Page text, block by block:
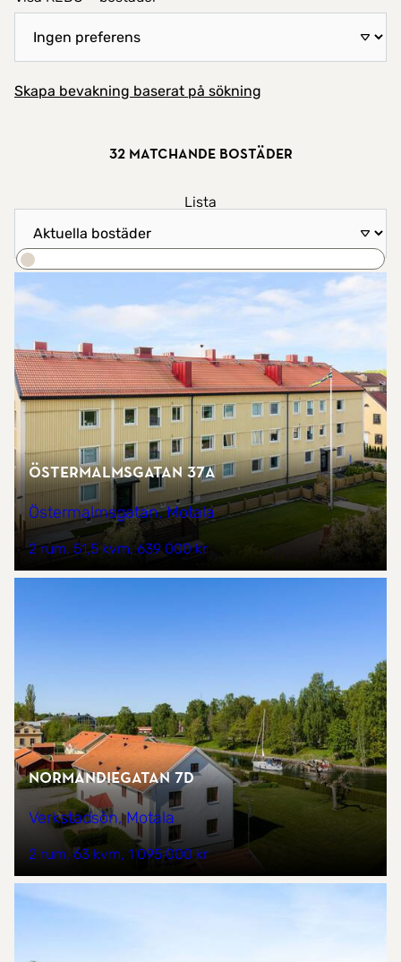
Skapa bevakning baserat på sökning
Lista
32 matchande bostäder
Sortera efter
Östermalmsgatan 37A
Östermalmsgatan, Motala
2 rum 51,5 kvm 639 000 kr
Normandiegatan 7D
Verkstadsön, Motala
2 rum 63 kvm 1 095 000 kr